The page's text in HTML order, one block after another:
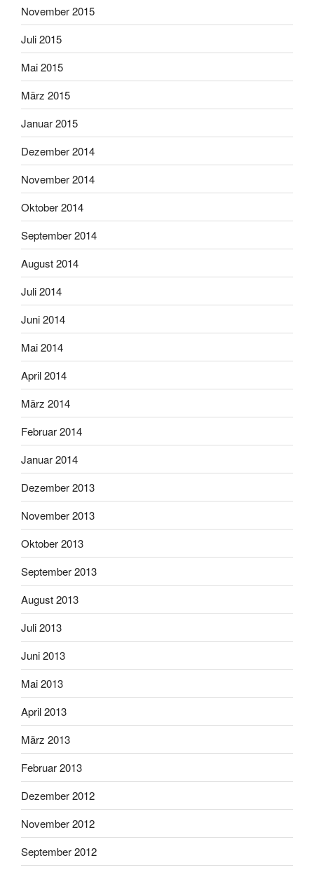
November 2015
Juli 2015
Mai 2015
März 2015
Januar 2015
Dezember 2014
November 2014
Oktober 2014
September 2014
August 2014
Juli 2014
Juni 2014
Mai 2014
April 2014
März 2014
Februar 2014
Januar 2014
Dezember 2013
November 2013
Oktober 2013
September 2013
August 2013
Juli 2013
Juni 2013
Mai 2013
April 2013
März 2013
Februar 2013
Dezember 2012
November 2012
September 2012